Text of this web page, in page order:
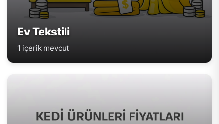
Ev Tekstili
1 içerik mevcut